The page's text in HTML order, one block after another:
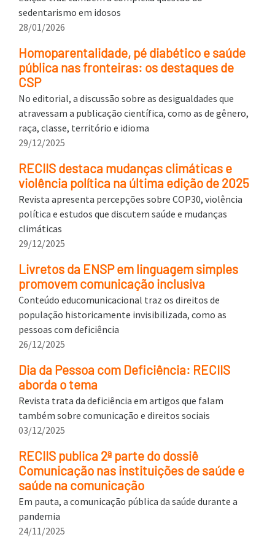
sedentarismo em idosos
28/01/2026
Homoparentalidade, pé diabético e saúde
pública nas fronteiras: os destaques de
CSP
No editorial, a discussão sobre as desigualdades que
atravessam a publicação científica, como as de gênero,
raça, classe, território e idioma
29/12/2025
RECIIS destaca mudanças climáticas e
violência política na última edição de 2025
Revista apresenta percepções sobre COP30, violência
política e estudos que discutem saúde e mudanças
climáticas
29/12/2025
Livretos da ENSP em linguagem simples
promovem comunicação inclusiva
Conteúdo educomunicacional traz os direitos de
população historicamente invisibilizada, como as
pessoas com deficiência
26/12/2025
Dia da Pessoa com Deficiência: RECIIS
aborda o tema
Revista trata da deficiência em artigos que falam
também sobre comunicação e direitos sociais
03/12/2025
RECIIS publica 2ª parte do dossiê
Comunicação nas instituições de saúde e
saúde na comunicação
Em pauta, a comunicação pública da saúde durante a
pandemia
24/11/2025